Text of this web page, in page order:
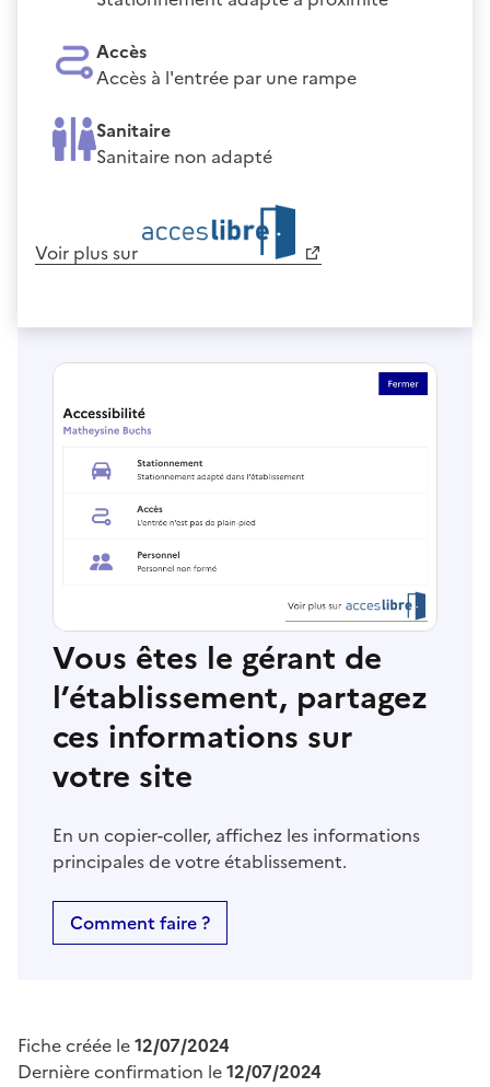
Accès
Accès à l'entrée par une rampe
Sanitaire
Sanitaire non adapté
Voir plus sur
Vous êtes le gérant de
l’établissement, partagez
ces informations sur
votre site
En un copier-coller, affichez les informations
principales de votre établissement.
Comment faire ?
Fiche créée le12/07/2024
Dernière confirmation le12/07/2024